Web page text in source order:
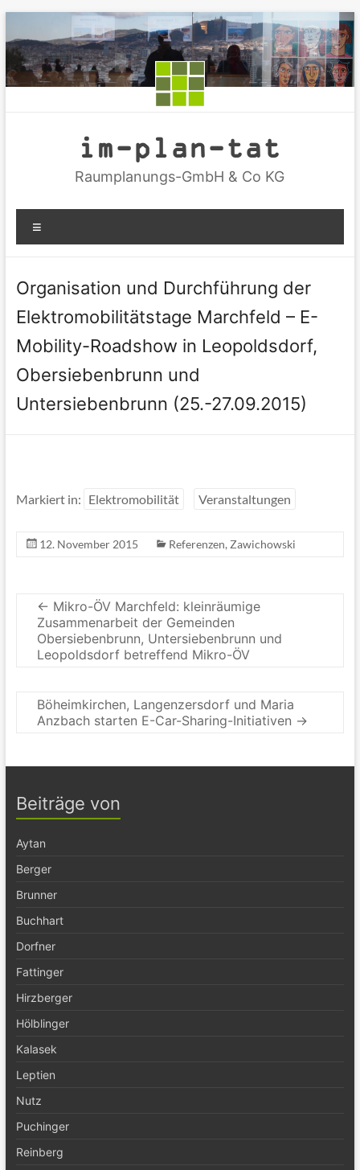
Inhalt
springen
im-plan-tat
Raumplanungs-GmbH & Co KG
Organisation und Durchführung der
Elektromobilitätstage Marchfeld – E-
Mobility-Roadshow in Leopoldsdorf,
Obersiebenbrunn und
Untersiebenbrunn (25.-27.09.2015)
Markiert in: Elektromobilität Veranstaltungen
12. November 2015 Referenzen, Zawichowski
← Mikro-ÖV Marchfeld: kleinräumige
Zusammenarbeit der Gemeinden
Obersiebenbrunn, Untersiebenbrunn und
Leopoldsdorf betreffend Mikro-ÖV
Böheimkirchen, Langenzersdorf und Maria
Anzbach starten E-Car-Sharing-Initiativen →
Beiträge von
Aytan
Berger
Brunner
Buchhart
Dorfner
Fattinger
Hirzberger
Hölblinger
Kalasek
Leptien
Nutz
Puchinger
Reinberg